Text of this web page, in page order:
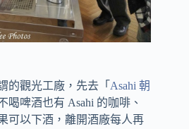
的觀光工廠，先去「 Asahi 朝
喝啤酒也有 Asahi 的咖啡、
可以下酒，離開酒廠每人再